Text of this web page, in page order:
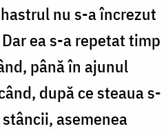
nu s-a încrezut
ea s-a repetat timp
până în ajunul
după ce steaua s-
asemenea